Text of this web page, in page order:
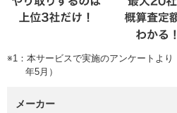
※1：本サービスで実施のアンケートよ
年5月）
メーカー